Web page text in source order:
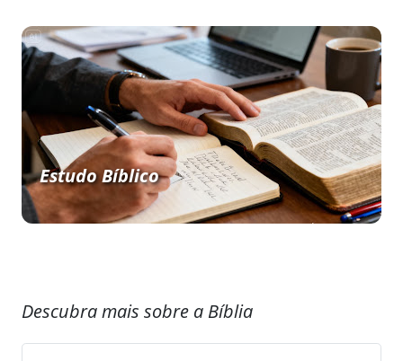
Estudo Bíblico
Descubra mais sobre a Bíblia